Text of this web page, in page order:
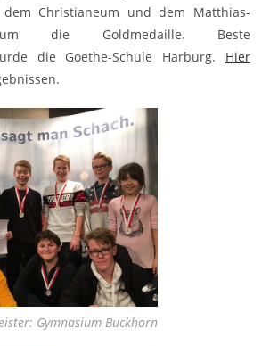
Christianeum und dem Matthias-
die Goldmedaille. Beste
die Goethe-Schule Harburg. Hier
Gymnasium Buckhorn